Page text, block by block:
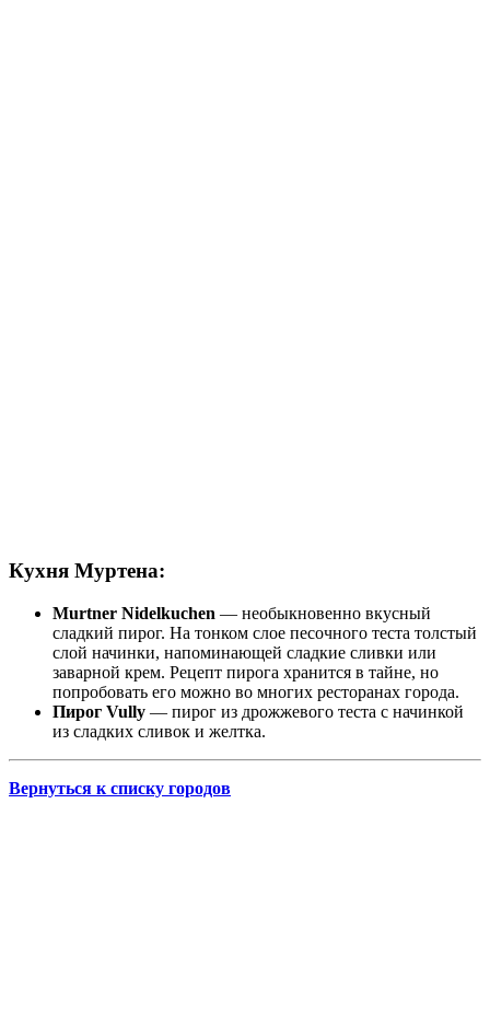
Кухня Муртена:
Murtner Nidelkuchen — необыкновенно вкусный
сладкий пирог. На тонком слое песочного теста толстый
слой начинки, напоминающей сладкие сливки или
заварной крем. Рецепт пирога хранится в тайне, но
попробовать его можно во многих ресторанах города.
Пирог Vully — пирог из дрожжевого теста с начинкой
из сладких сливок и желтка.
Вернуться к списку городов